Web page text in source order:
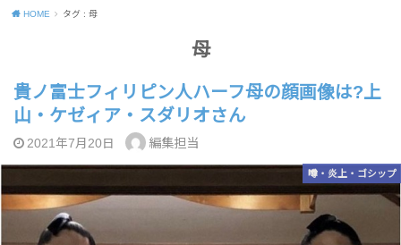
HOME タグ : 母
母
貴ノ富士フィリピン人ハーフ母の顔画像は?上
山・ケゼィア・スダリオさん
2021年7月20日 編集担当
噂・炎上・ゴシップ